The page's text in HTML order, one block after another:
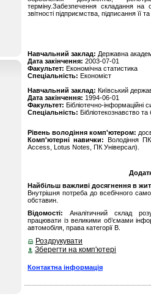
терміну.Забезпечення складання на
звітності підприємства, підписання її
Навчальний заклад: Державна
Дата закінчення: 2003-07-01
Факультет: Економічна статистика
Спеціальність: Економicт
Навчальний заклад: Київський
Дата закінчення: 1994-06-01
Факультет: Бібліотечно-інформаційні
Спеціальність: Бібліотекознавство та
Рівень володіння комп'ютером:
Комп'ютерні навички: Володіння
Access, Lotus Notes, ПК Універсал).
Найбільш важливі досягнення в
Внутрiшня потреба до всебiчного
обставин.
Відомості: Аналітичний склад
працювати із великими об’ємами
автомобіля, права категорії В.
Роздрукувати
Зберегти на комп'ютері
Контактна інформація